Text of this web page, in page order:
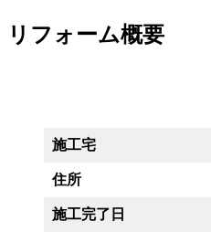
リフォーム概要
施工宅
住所
施工完了日